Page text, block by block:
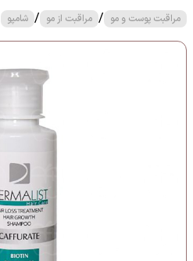
مراقبت پوست و مو / مراقبت از مو / شامپو